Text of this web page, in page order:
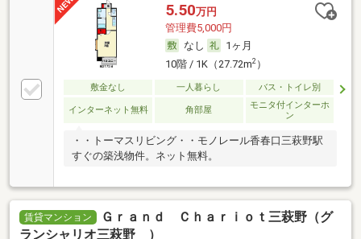
5.50万円
管理費5,000円
なし
1ヶ月
10階 / 1K（27.72m2）
敷金なし 一人暮らし バス・トイレ別
インターネット無料 角部屋
モニタ付インターホ
ン
・・トーマスリビング・・モノレール香春口三萩野駅
すぐの築浅物件。ネット無料。
賃貸マンション
Ｇｒａｎｄ Ｃｈａｒｉｏｔ三萩野（グ
ランシャリオ三萩野 ）